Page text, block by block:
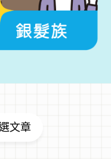
文章